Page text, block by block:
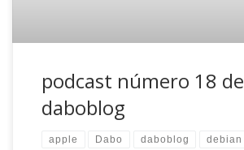
podcast número 18 de
daboblog
apple Dabo daboblog debian